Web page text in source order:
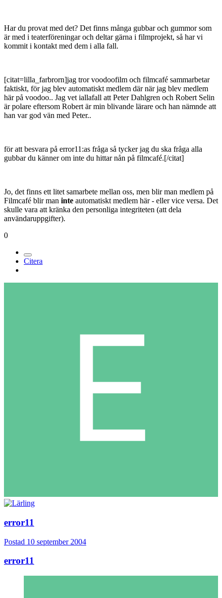
Har du provat med det? Det finns många gubbar och gummor som
är med i teaterföreningar och deltar gärna i filmprojekt, så har vi
kommit i kontakt med dem i alla fall.
[citat=lilla_farbrorn]jag tror voodoofilm och filmcafé sammarbetar
faktiskt, för jag blev automatiskt medlem där när jag blev medlem
här på voodoo.. Jag vet iallafall att Peter Dahlgren och Robert Selin
är polare eftersom Robert är min blivande lärare och han nämnde att
han var god vän med Peter..
för att besvara på error11:as fråga så tycker jag du ska fråga alla
gubbar du känner om inte du hittar nån på filmcafé.[/citat]
Jo, det finns ett litet samarbete mellan oss, men blir man medlem på
Filmcafé blir man inte automatiskt medlem här - eller vice versa. Det
skulle vara att kränka den personliga integriteten (att dela
användaruppgifter).
0
Citera
error11
Postad 10 september 2004
error11